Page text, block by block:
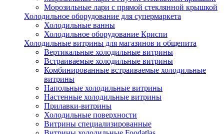
Морозильные лари с прямой стеклянной крышкой
Холодильное оборудование для супермаркета
Холодильные ванны
Холодильное оборудование Криспи
Холодильные витрины для магазинов и общепита
Вертикальные холодильные витрины
Встраиваемые холодильные витрины
Комбинированные встраиваемые холодильные
витрины
Напольные холодильные витрины
Настенные холодильные витрины
Прилавки-витрины
Холодильные поверхности
Витрины специализированные